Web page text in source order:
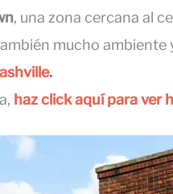
, una zona cercana al
mucho ambiente
.
haz click aquí para ver